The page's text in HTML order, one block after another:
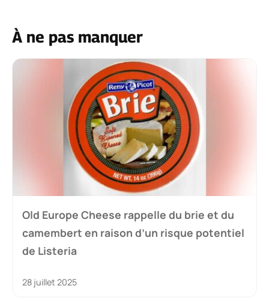
À ne pas manquer
Old Europe Cheese rappelle du brie et du
camembert en raison d’un risque potentiel
de Listeria
28 juillet 2025